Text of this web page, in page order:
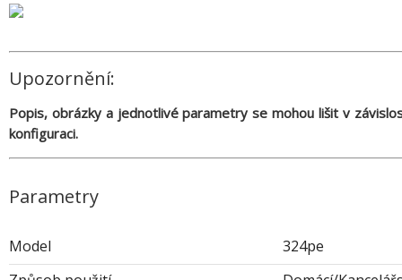
Upozornění:
Popis, obrázky a jednotlivé parametry se mohou lišit v
konfiguraci.
Parametry
Model
324pe